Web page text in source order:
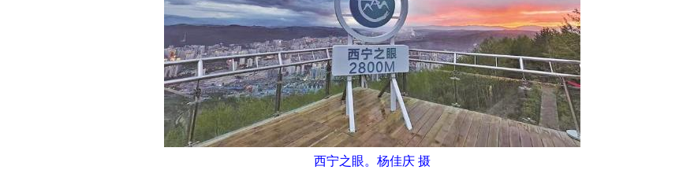
西宁之眼。杨佳庆 摄